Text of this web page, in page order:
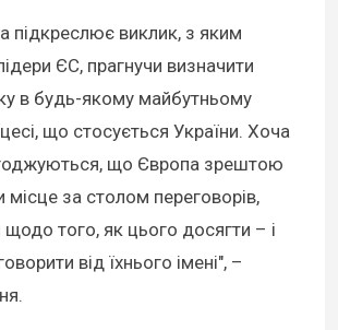
підкреслює виклик, з яким
ЄС, прагнучи визначити
в будь-якому майбутньому
що стосується України. Хоча
що Європа зрештою
місце за столом переговорів,
того, як цього досягти – і
від їхнього імені", –